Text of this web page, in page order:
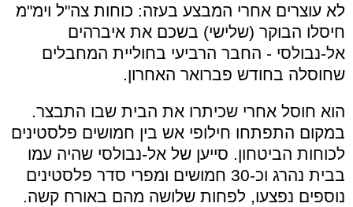
לא עוצרים אחרי המבצע בעזה: כוחות צה"ל וימ"מ
חיסלו הבוקר (שלישי) בשכם את איברהים
אל-נבולסי - החבר הרביעי בחוליית המחבלים
שחוסלה בחודש פברואר האחרון.
הוא חוסל אחרי שכיתרו את הבית שבו התבצר.
במקום התפתחו חילופי אש בין חמושים פלסטינים
לכוחות הביטחון. סייען של אל-נבולסי שהיה עמו
בבית נהרג וכ-30 חמושים ומפרי סדר פלסטינים
נוספים נפצעו, לפחות שלושה מהם באורח קשה.